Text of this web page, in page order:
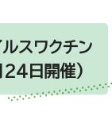
スワクチン
24日開催)